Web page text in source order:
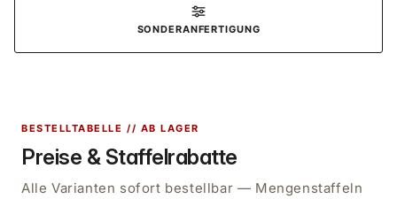
SONDERANFERTIGUNG
BESTELLTABELLE // AB LAGER
Preise & Staffelrabatte
Alle Varianten sofort bestellbar — Mengenstaffeln